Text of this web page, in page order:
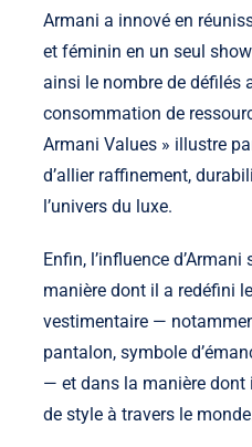
Armani a innové en
et féminin en un seul
ainsi le nombre de défilés
consommation de
Armani Values » illustre
d’allier raffinement,
l’univers du luxe.
Enfin, l’influence
manière dont il a redéfini
vestimentaire —
pantalon, symbole
— et dans la manière dont
de style à travers le